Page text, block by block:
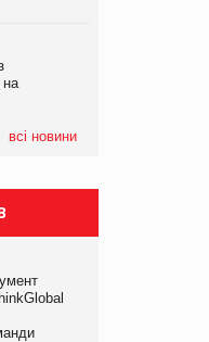
на
всі новини
меню:
від ТМ
2026
на